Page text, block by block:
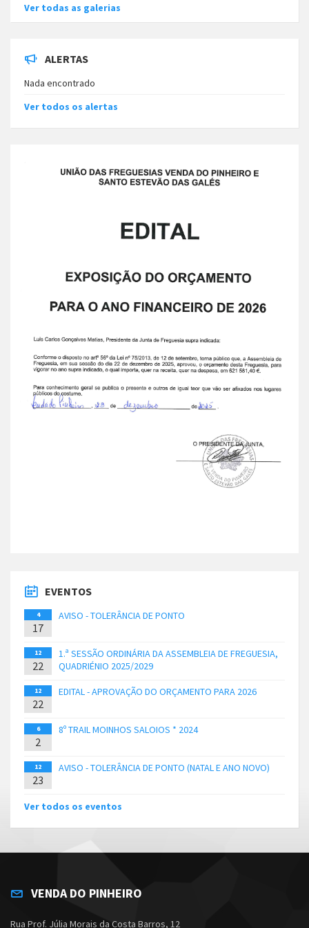
Ver todas as galerias
ALERTAS
Nada encontrado
Ver todos os alertas
EVENTOS
4
17
AVISO - TOLERÂNCIA DE PONTO
12
22
1.ª SESSÃO ORDINÁRIA DA ASSEMBLEIA DE FREGUESIA,
QUADRIÉNIO 2025/2029
12
22
EDITAL - APROVAÇÃO DO ORÇAMENTO PARA 2026
6
2
8º TRAIL MOINHOS SALOIOS * 2024
12
23
AVISO - TOLERÂNCIA DE PONTO (NATAL E ANO NOVO)
Ver todos os eventos
VENDA DO PINHEIRO
Rua Prof. Júlia Morais da Costa Barros, 12